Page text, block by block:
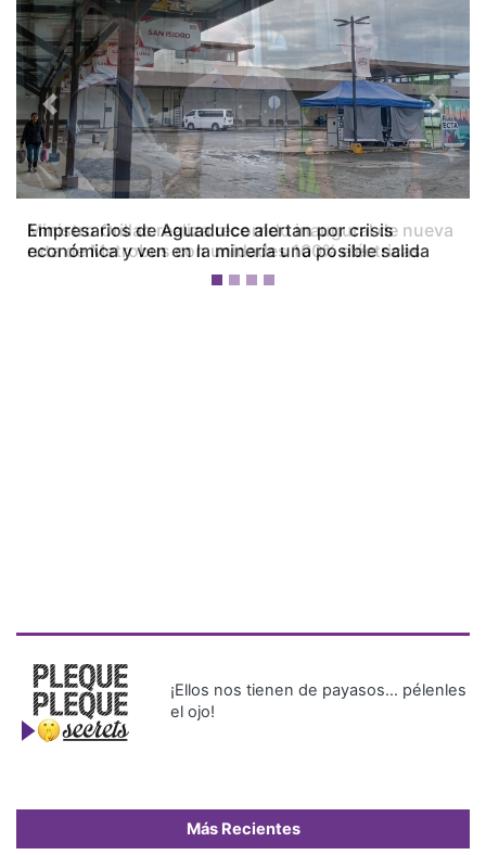
Empresarios de Aguadulce alertan por crisis
económica y ven en la minería una posible salida
Previous Next
¡Ellos nos tienen de payasos… pélenles
el ojo!
Más Recientes